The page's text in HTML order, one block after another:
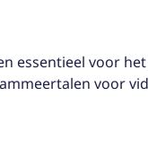
essentieel voor
voor